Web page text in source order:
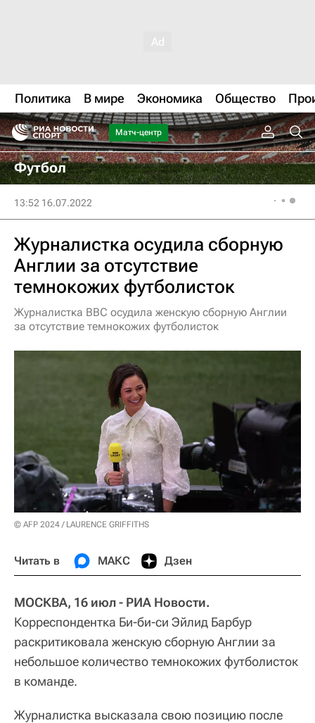
Политика В мире Экономика Общество
Матч-центр
Футбол
13:52 16.07.2022
Журналистка осудила сборную
Англии за отсутствие
темнокожих футболисток
Журналистка BBC осудила женскую сборную Англии
за отсутствие темнокожих футболисток
© AFP 2024 / LAURENCE GRIFFITHS
Читать в МАКС Дзен
МОСКВА, 16 июл - РИА Новости.
Корреспондентка Би-би-си Эйлид Барбур
раскритиковала женскую сборную Англии за
небольшое количество темнокожих футболисток
в команде.
Журналистка высказала свою позицию после